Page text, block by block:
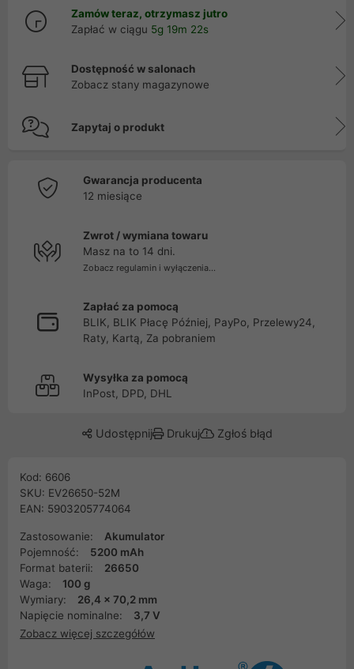
Zamów teraz, otrzymasz jutro
Zapłać w ciągu 5g 19m 22s
Dostępność w salonach
Zobacz stany magazynowe
Zapytaj o produkt
Gwarancja producenta
12 miesiące
Zwrot / wymiana towaru
Masz na to 14 dni.
Zobacz regulamin i wyłączenia...
Zapłać za pomocą
BLIK, BLIK Płacę Później, PayPo, Przelewy24,
Raty, Kartą, Za pobraniem
Wysyłka za pomocą
InPost, DPD, DHL
Udostępnij Drukuj Zgłoś błąd
Kod: 6606
SKU: EV26650-52M
EAN: 5903205774064
Zastosowanie:
Akumulator
Pojemność:
5200 mAh
Format baterii:
26650
Waga:
100 g
Wymiary:
26,4 x 70,2 mm
Napięcie nominalne:
3,7 V
Zobacz więcej szczegółów